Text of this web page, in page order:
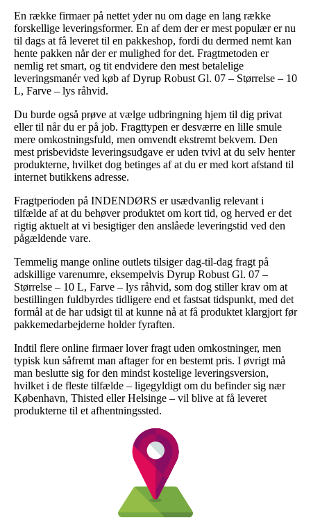
En række firmaer på nettet yder nu om dage en lang række
forskellige leveringsformer. En af dem der er mest populær er nu
til dags at få leveret til en pakkeshop, fordi du dermed nemt kan
hente pakken når der er mulighed for det. Fragtmetoden er
nemlig ret smart, og tit endvidere den mest betalelige
leveringsmanér ved køb af Dyrup Robust Gl. 07 – Størrelse – 10
L, Farve – lys råhvid.
Du burde også prøve at vælge udbringning hjem til dig privat
eller til når du er på job. Fragttypen er desværre en lille smule
mere omkostningsfuld, men omvendt ekstremt bekvem. Den
mest prisbevidste leveringsudgave er uden tvivl at du selv henter
produkterne, hvilket dog betinges af at du er med kort afstand til
internet butikkens adresse.
Fragtperioden på INDENDØRS er usædvanlig relevant i
tilfælde af at du behøver produktet om kort tid, og herved er det
rigtig aktuelt at vi besigtiger den anslåede leveringstid ved den
pågældende vare.
Temmelig mange online outlets tilsiger dag-til-dag fragt på
adskillige varenumre, eksempelvis Dyrup Robust Gl. 07 –
Størrelse – 10 L, Farve – lys råhvid, som dog stiller krav om at
bestillingen fuldbyrdes tidligere end et fastsat tidspunkt, med det
formål at de har udsigt til at kunne nå at få produktet klargjort før
pakkemedarbejderne holder fyraften.
Indtil flere online firmaer lover fragt uden omkostninger, men
typisk kun såfremt man aftager for en bestemt pris. I øvrigt må
man beslutte sig for den mindst kostelige leveringsversion,
hvilket i de fleste tilfælde – ligegyldigt om du befinder sig nær
København, Thisted eller Helsinge – vil blive at få leveret
produkterne til et afhentningssted.